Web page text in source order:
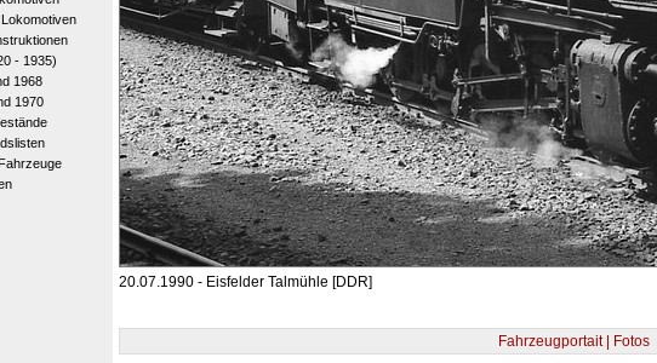
- 1935)
1968
1970
20.07.1990 - Eisfelder Talmühle [DDR]
Fahrzeugportait | Fotos